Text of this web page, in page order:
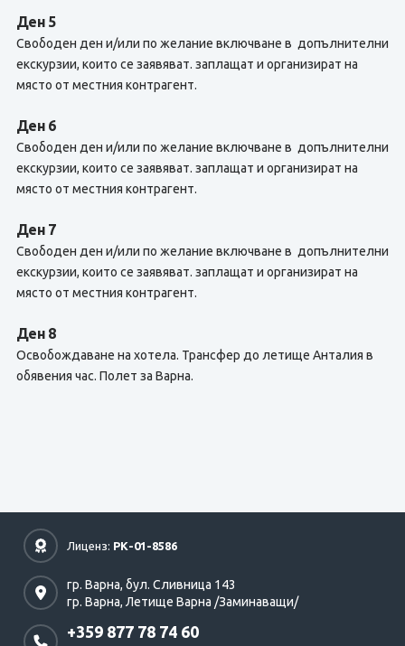
Ден 5
Свободен ден и/или по желание включване в допълнителни
екскурзии, които се заявяват. заплащат и организират на
място от местния контрагент.
Ден 6
Свободен ден и/или по желание включване в допълнителни
екскурзии, които се заявяват. заплащат и организират на
място от местния контрагент.
Ден 7
Свободен ден и/или по желание включване в допълнителни
екскурзии, които се заявяват. заплащат и организират на
място от местния контрагент.
Ден 8
Освобождаване на хотела. Трансфер до летище Анталия в
обявения час. Полет за Варна.
Лиценз: РК-01-8586
гр. Варна, бул. Сливница 143
гр. Варна, Летище Варна /Заминаващи/
+359 877 78 74 60